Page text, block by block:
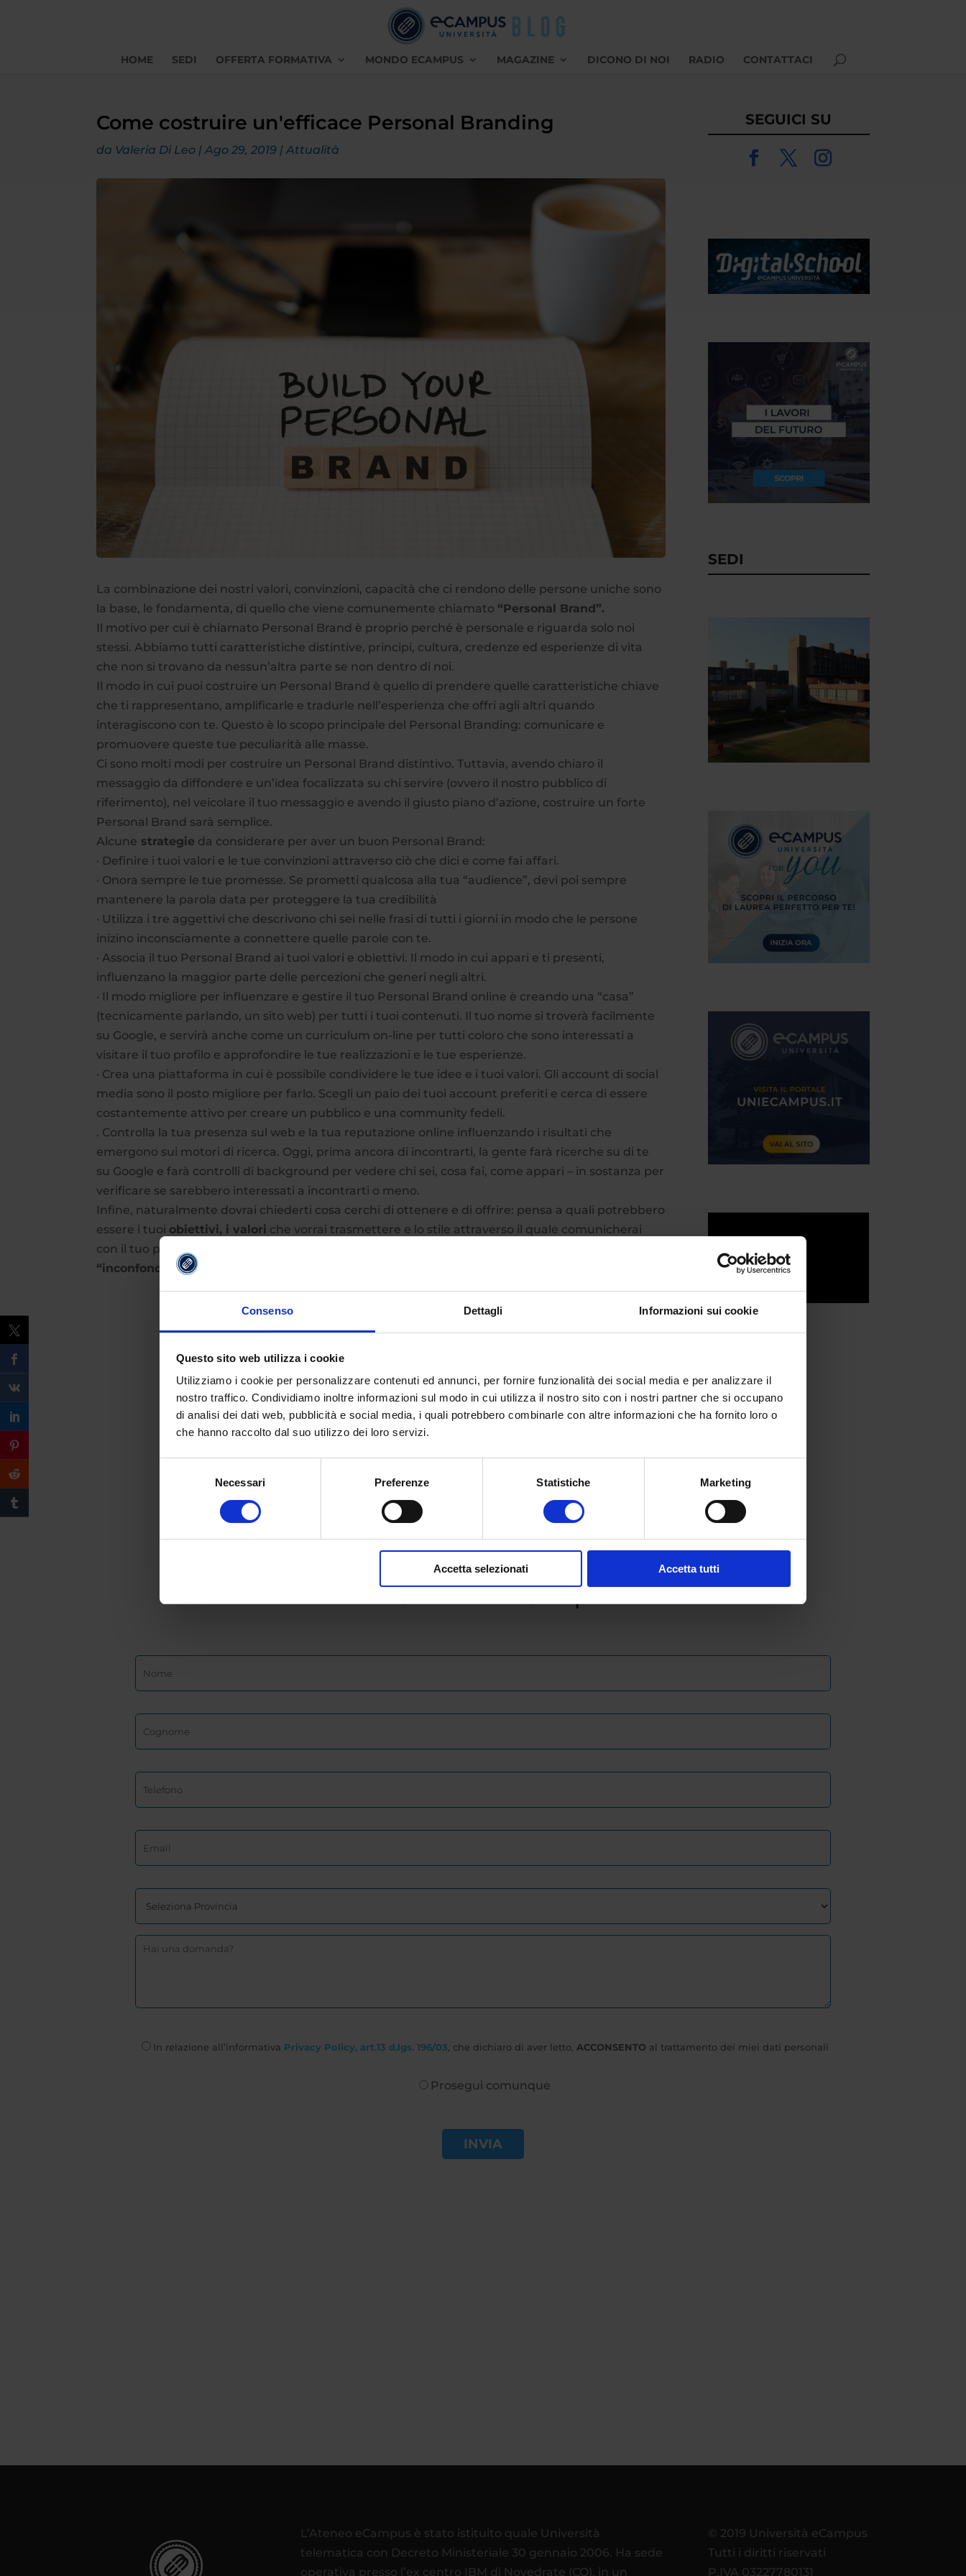
Consenso Dettagli Informazioni sui cookie
Questo sito web utilizza i cookie
Utilizziamo i cookie per personalizzare contenuti ed annunci, per fornire funzionalità dei social media e per analizzare il
nostro traffico. Condividiamo inoltre informazioni sul modo in cui utilizza il nostro sito con i nostri partner che si occupano
di analisi dei dati web, pubblicità e social media, i quali potrebbero combinarle con altre informazioni che ha fornito loro o
che hanno raccolto dal suo utilizzo dei loro servizi.
Necessari Preferenze Statistiche Marketing
Accetta selezionati Accetta tutti
HOME SEDI OFFERTA FORMATIVA MONDO ECAMPUS MAGAZINE DICONO DI NOI RADIO CONTATTACI
Come costruire un'efficace Personal Branding
da Valeria Di Leo |Ago 29, 2019 |Attualità
La combinazione dei nostri valori, convinzioni, capacità che ci rendono delle persone uniche sono
la base, le fondamenta, di quello che viene comunemente chiamato “Personal Brand”.
Il motivo per cui è chiamato Personal Brand è proprio perché è personale e riguarda solo noi
stessi. Abbiamo tutti caratteristiche distintive, principi, cultura, credenze ed esperienze di vita
che non si trovano da nessun’altra parte se non dentro di noi.
Il modo in cui puoi costruire un Personal Brand è quello di prendere quelle caratteristiche chiave
che ti rappresentano, amplificarle e tradurle nell’esperienza che offri agli altri quando
interagiscono con te. Questo è lo scopo principale del Personal Branding: comunicare e
promuovere queste tue peculiarità alle masse.
Ci sono molti modi per costruire un Personal Brand distintivo. Tuttavia, avendo chiaro il
messaggio da diffondere e un’idea focalizzata su chi servire (ovvero il nostro pubblico di
riferimento), nel veicolare il tuo messaggio e avendo il giusto piano d’azione, costruire un forte
Personal Brand sarà semplice.
Alcune strategie da considerare per aver un buon Personal Brand:
· Definire i tuoi valori e le tue convinzioni attraverso ciò che dici e come fai affari.
· Onora sempre le tue promesse. Se prometti qualcosa alla tua “audience”, devi poi sempre
mantenere la parola data per proteggere la tua credibilità
· Utilizza i tre aggettivi che descrivono chi sei nelle frasi di tutti i giorni in modo che le persone
inizino inconsciamente a connettere quelle parole con te.
· Associa il tuo Personal Brand ai tuoi valori e obiettivi. Il modo in cui appari e ti presenti,
influenzano la maggior parte delle percezioni che generi negli altri.
· Il modo migliore per influenzare e gestire il tuo Personal Brand online è creando una “casa”
(tecnicamente parlando, un sito web) per tutti i tuoi contenuti. Il tuo nome si troverà facilmente
su Google, e servirà anche come un curriculum on-line per tutti coloro che sono interessati a
visitare il tuo profilo e approfondire le tue realizzazioni e le tue esperienze.
· Crea una piattaforma in cui è possibile condividere le tue idee e i tuoi valori. Gli account di social
media sono il posto migliore per farlo. Scegli un paio dei tuoi account preferiti e cerca di essere
costantemente attivo per creare un pubblico e una community fedeli.
. Controlla la tua presenza sul web e la tua reputazione online influenzando i risultati che
emergono sui motori di ricerca. Oggi, prima ancora di incontrarti, la gente farà ricerche su di te
su Google e farà controlli di background per vedere chi sei, cosa fai, come appari – in sostanza per
verificare se sarebbero interessati a incontrarti o meno.
Infine, naturalmente dovrai chiederti cosa cerchi di ottenere e di offrire: pensa a quali potrebbero
essere i tuoi obiettivi, i valori che vorrai trasmettere e lo stile attraverso il quale comunicherai
con il tuo pubblico, tutti aspetti che sono strettamente legati tra loro e ti renderanno
“inconfondibile”.
SEGUICI SU
SEDI
Compila il form e richiedi informazioni sull’offerta formativa
dell’Università eCampus
In relazione all’informativa Privacy Policy, art.13 d.lgs. 196/03 , che dichiaro di aver letto, ACCONSENTO al trattamento dei miei dati personali
Prosegui comunque
L’Ateneo eCampus è stato istituito quale Università
telematica con Decreto Ministeriale 30 gennaio 2006. Ha sede
operativa presso l’ex centro IBM di Novedrate (CO), in un
© 2019 Università eCampus
Tutti i diritti riservati
P.IVA 03227780131